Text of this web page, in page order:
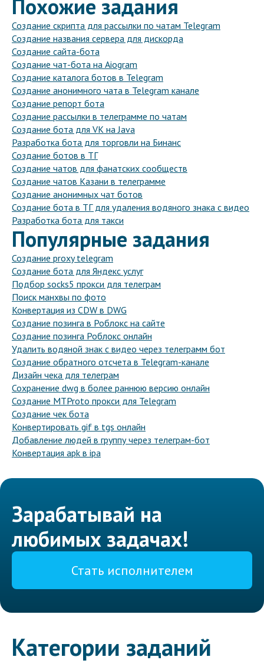
Похожие задания
Создание скрипта для рассылки по чатам Telegram
Создание названия сервера для дискорда
Создание сайта-бота
Создание чат-бота на Aiogram
Создание каталога ботов в Telegram
Создание анонимного чата в Telegram канале
Создание репорт бота
Создание рассылки в телеграмме по чатам
Создание бота для VK на Java
Разработка бота для торговли на Бинанс
Создание ботов в ТГ
Создание чатов для фанатских сообществ
Создание чатов Казани в телеграмме
Создание анонимных чат ботов
Создание бота в ТГ для удаления водяного знака с видео
Разработка бота для такси
Популярные задания
Создание proxy telegram
Создание бота для Яндекс услуг
Подбор socks5 прокси для телеграм
Поиск манхвы по фото
Конвертация из CDW в DWG
Создание позинга в Роблокс на сайте
Создание позинга Роблокс онлайн
Удалить водяной знак с видео через телеграмм бот
Создание обратного отсчета в Telegram-канале
Дизайн чека для телеграм
Сохранение dwg в более раннюю версию онлайн
Создание MTProto прокси для Telegram
Создание чек бота
Конвертировать gif в tgs онлайн
Добавление людей в группу через телеграм-бот
Конвертация apk в ipa
Зарабатывай на
любимых задачах!
Стать исполнителем
Категории заданий